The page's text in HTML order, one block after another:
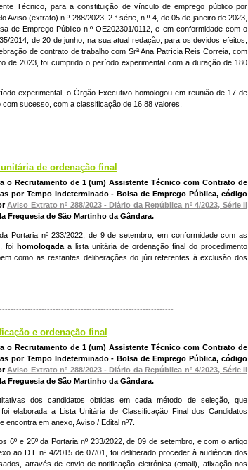
Técnico, para a constituição de vínculo de emprego público por
Aviso (extrato) n.º 288/2023, 2.ª série, n.º 4, de 05 de janeiro de 2023,
de Emprego Público n.º OE202301/0112, e em conformidade com o
2014, de 20 de junho, na sua atual redação, para os devidos efeitos,
de contrato de trabalho com Srª Ana Patrícia Reis Correia, com
de 2023, foi cumprido o período experimental com a duração de 180
experimental, o Órgão Executivo homologou em reunião de 17 de
sucesso, com a classificação de 16,88 valores.
de ordenação final
o Recrutamento de 1 (um) Assistente Técnico com Contrato de
por Tempo Indeterminado - Bolsa de Emprego Pública, código
Aviso Extrato nº 288/2023 - Diário da República nº 4/2023, Série II
Freguesia de São Martinho da Gândara.
Portaria nº 233/2022, de 9 de setembro, em conformidade com as
foi homologada a lista unitária de ordenação final do procedimento
como as restantes deliberações do júri referentes à exclusão dos
e ordenação final
o Recrutamento de 1 (um) Assistente Técnico com Contrato de
por Tempo Indeterminado - Bolsa de Emprego Pública, código
Aviso Extrato nº 288/2023 - Diário da República nº 4/2023, Série II
Freguesia de São Martinho da Gândara.
dos candidatos obtidas em cada método de seleção, que
elaborada a Lista Unitária de Classificação Final dos Candidatos
em anexo, Aviso / Edital nº7.
6º e 25º da Portaria nº 233/2022, de 09 de setembro, e com o artigo
ao D.L nº 4/2015 de 07/01, foi deliberado proceder à audiência dos
através de envio de notificação eletrónica (email), afixação nos